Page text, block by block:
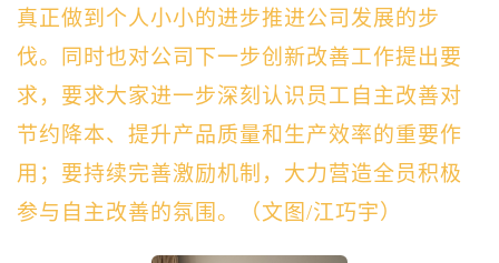
真正做到个人小小的进步推进公司发展的步
伐。同时也对公司下一步创新改善工作提出要
求，要求大家进一步深刻认识员工自主改善对
节约降本、提升产品质量和生产效率的重要作
用；要持续完善激励机制，大力营造全员积极
参与自主改善的氛围。
（文图/江巧宇）